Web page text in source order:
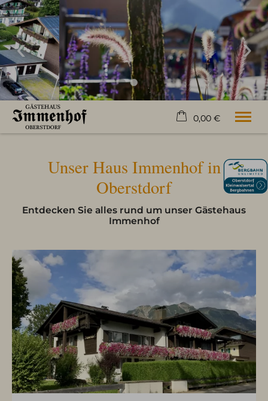
2 Erwachsene
Willkommen
Freizeit
Service
Partner
0,00 €
Unser Haus Immenhof in
Oberstdorf
Entdecken Sie alles rund um unser Gästehaus
Immenhof